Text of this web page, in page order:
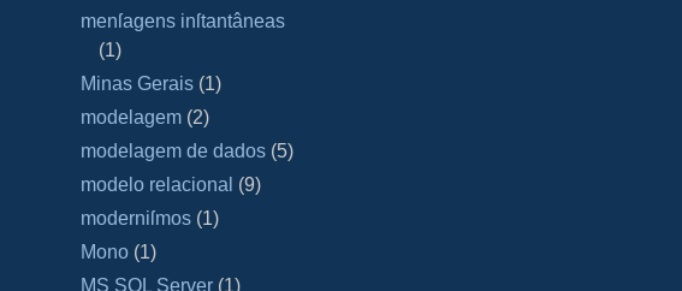
menſagens inſtantâneas
(1)
Minas Gerais (1)
modelagem (2)
modelagem de dados (5)
modelo relacional (9)
moderniſmos (1)
Mono (1)
MS SQL Server (1)